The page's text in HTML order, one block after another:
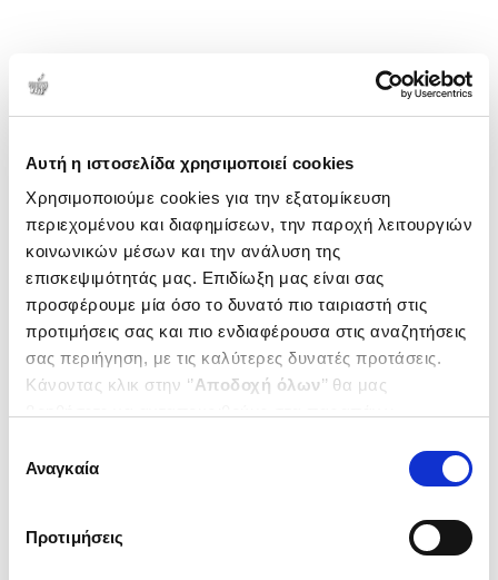
Αυτή η ιστοσελίδα χρησιμοποιεί cookies
Χρησιμοποιούμε cookies για την εξατομίκευση
περιεχομένου και διαφημίσεων, την παροχή λειτουργιών
κοινωνικών μέσων και την ανάλυση της
επισκεψιμότητάς μας. Επιδίωξη μας είναι σας
προσφέρουμε μία όσο το δυνατό πιο ταιριαστή στις
προτιμήσεις σας και πιο ενδιαφέρουσα στις αναζητήσεις
σας περιήγηση, με τις καλύτερες δυνατές προτάσεις.
Κάνοντας κλικ στην ‘’Αποδοχή όλων’’ θα μας
ενδιαφέρουν και να επιλέξετε από τα παρακάτω με την
΄΄και να ενημερωθείτε σχετικά με
συγκατάθεσης
Αναγκαία
Προτιμήσεις